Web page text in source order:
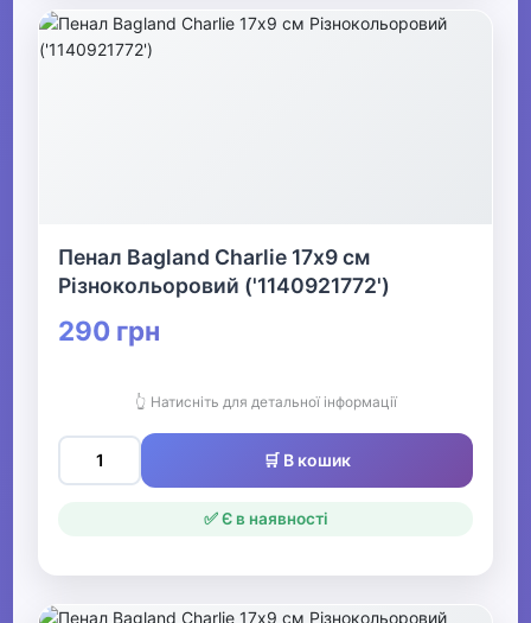
Пенал Bagland Charlie 17х9 см
Різнокольоровий ('1140921772')
290 грн
👆 Натисніть для детальної інформації
🛒 В кошик
✅ Є в наявності